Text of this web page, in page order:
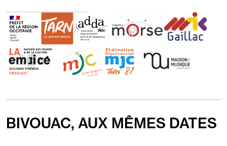
DRAC
Département
du
Tarn
ADDA
du
Tarn
Compagnie
du
MJC
Gaillac
MJC
Graulhet
MJC
Saint-
Sulpice
Fédération
des
MJC
81
de
BIVOUAC, AUX MÊMES DATES